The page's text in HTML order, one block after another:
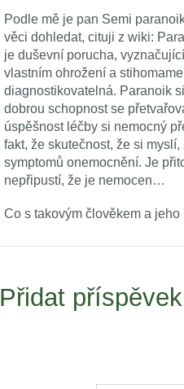
Podle mě je pan Semi
věci dohledat, cituji z wiki:
je duševní porucha,
vlastním ohrožení a
diagnostikovatelná. Paranoik
dobrou schopnost se
úspěšnost léčby si nemocný
fakt, že skutečnost, že si
symptomů onemocnění. Je
nepřipustí, že je nemocen…
Co s takovým člověkem a
Přidat